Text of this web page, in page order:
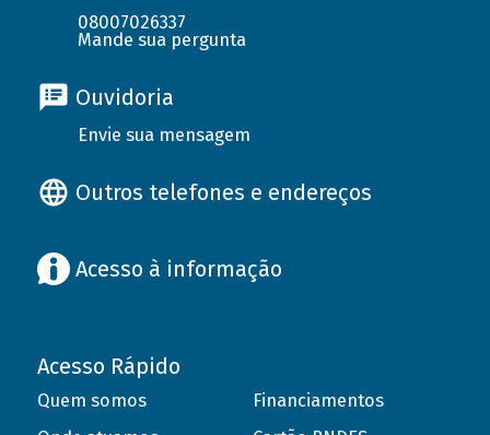
08007026337
Mande sua pergunta
Ouvidoria
Envie sua mensagem
Outros telefones e endereços
Acesso à informação
Acesso Rápido
Quem somos
Financiamentos